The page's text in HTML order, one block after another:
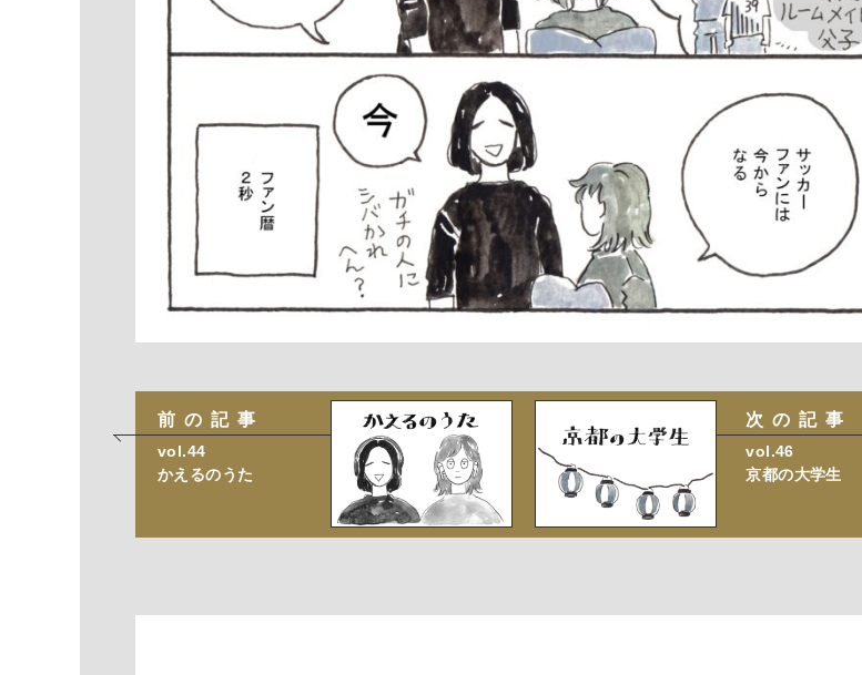
前の記事
vol.44
かえるのうた
次の記事
vol.46
京都の大学生